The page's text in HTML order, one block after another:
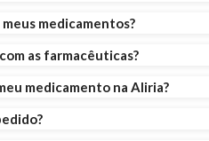
medicamentos?
as farmacêuticas?
medicamento na Aliria?